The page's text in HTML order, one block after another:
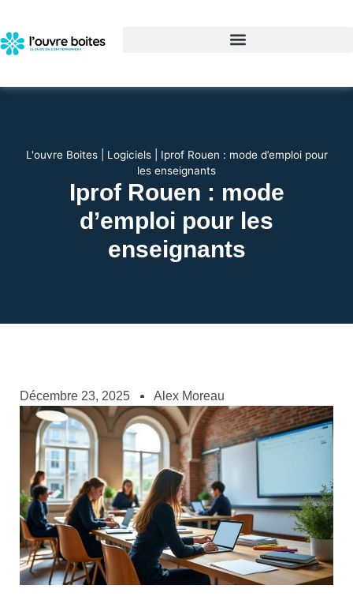
L'ouvre Boites| Logiciels| Iprof Rouen : mode d’emploi pour
les enseignants
Iprof Rouen : mode
d’emploi pour les
enseignants
Décembre 23, 2025 Alex Moreau